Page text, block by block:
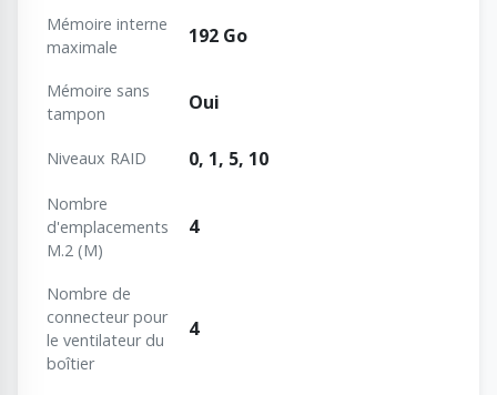
Mémoire interne
maximale
192 Go
Mémoire sans
tampon
Oui
Niveaux RAID 0, 1, 5, 10
Nombre
d'emplacements
M.2 (M)
4
Nombre de
connecteur pour
le ventilateur du
boîtier
4